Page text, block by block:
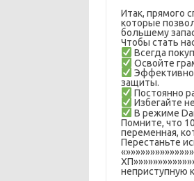
Итак, прямого
которые
большему
Чтобы стать
Всегда
Освойте
Эффективно
защиты.
Постоянно
Избегайте
В режиме
Помните, что
переменная,
Перестаньте
неприступную